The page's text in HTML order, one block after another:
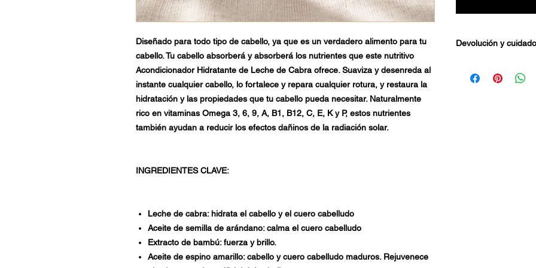
Diseñado para todo tipo de cabello, ya que es un verdadero alimento para tu
cabello. Tu cabello absorberá y absorberá los nutrientes que este nutritivo
Acondicionador Hidratante de Leche de Cabra ofrece. Suaviza y desenreda al
instante cualquier cabello, lo fortalece y repara cualquier rotura, y restaura la
hidratación y las propiedades que tu cabello pueda necesitar. Naturalmente
rico en vitaminas Omega 3, 6, 9, A, B1, B12, C, E, K y P, estos nutrientes
también ayudan a reducir los efectos dañinos de la radiación solar.
INGREDIENTES CLAVE:
Leche de cabra: hidrata el cabello y el cuero cabelludo
Aceite de semilla de arándano: calma el cuero cabelludo
Extracto de bambú: fuerza y brillo.
Aceite de espino amarillo: cabello y cuero cabelludo maduros. Rejuvenece
Devolución y cuidado
Creemos en darle